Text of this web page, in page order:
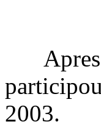
2003.